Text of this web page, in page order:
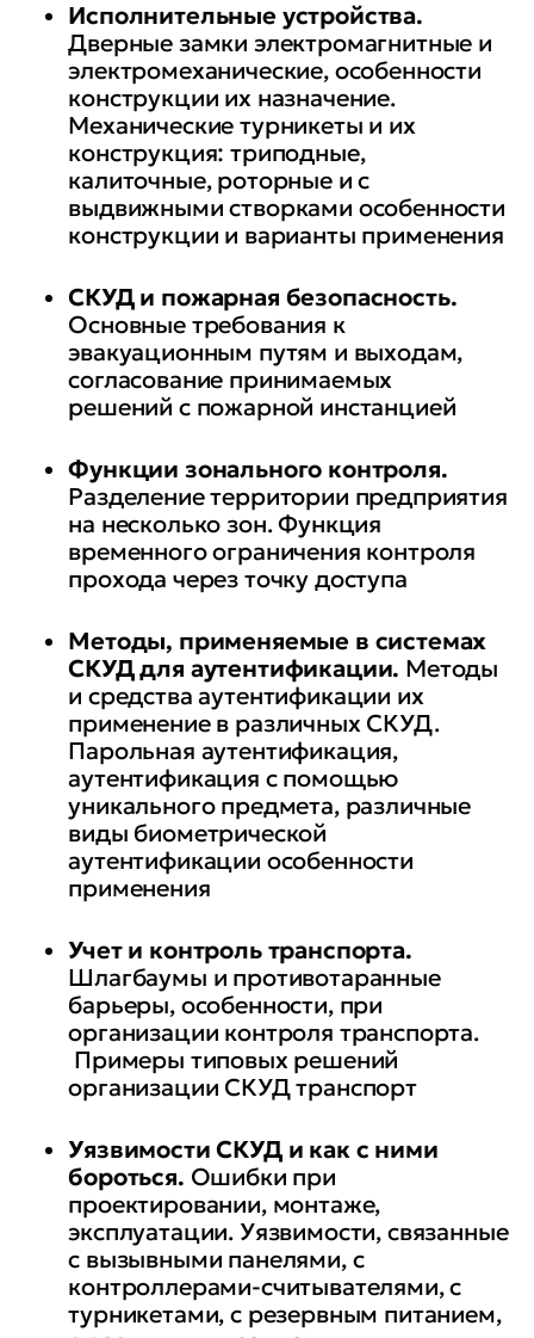
Исполнительные устройства.
Дверные замки электромагнитные и
электромеханические, особенности
конструкции их назначение.
Механические турникеты и их
конструкция: триподные,
калиточные, роторные и с
выдвижными створками особенности
конструкции и варианты применения
СКУД и пожарная безопасность.
Основные требования к
эвакуационным путям и выходам,
согласование принимаемых
решений с пожарной инстанцией
Функции зонального контроля.
Разделение территории предприятия
на несколько зон. Функция
временного ограничения контроля
прохода через точку доступа
Методы, применяемые в системах
СКУД для аутентификации. Методы
и средства аутентификации их
применение в различных СКУД.
Парольная аутентификация,
аутентификация с помощью
уникального предмета, различные
виды биометрической
аутентификации особенности
применения
Учет и контроль транспорта.
Шлагбаумы и противотаранные
барьеры, особенности, при
организации контроля транспорта.
Примеры типовых решений
организации СКУД транспорт
Уязвимости СКУД и как с ними
бороться. Ошибки при
проектировании, монтаже,
эксплуатации. Уязвимости, связанные
с вызывными панелями, с
контроллерами-считывателями, с
турникетами, с резервным питанием,